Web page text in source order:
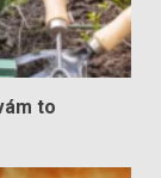
to